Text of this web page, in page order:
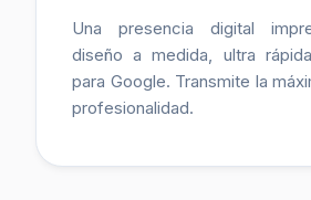
Una presencia digital
diseño a medida, ultra
para Google. Transmite la
profesionalidad.